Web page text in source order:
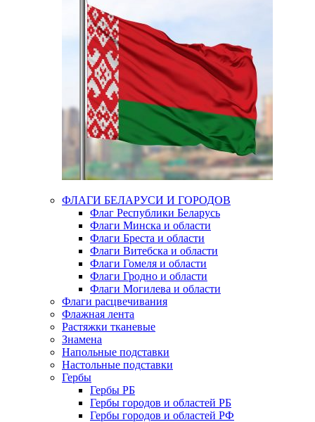
ФЛАГИ БЕЛАРУСИ И ГОРОДОВ
Флаг Республики Беларусь
Флаги Минска и области
Флаги Бреста и области
Флаги Витебска и области
Флаги Гомеля и области
Флаги Гродно и области
Флаги Могилева и области
Флаги расцвечивания
Флажная лента
Растяжки тканевые
Знамена
Напольные подставки
Настольные подставки
Гербы
Гербы РБ
Гербы городов и областей РБ
Гербы городов и областей РФ